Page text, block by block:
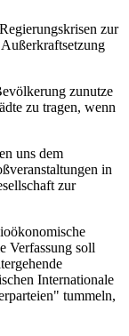
zur
zunutze
zu tragen, wenn
uns dem
in
zur
Verfassung soll
Internationale
tummeln,